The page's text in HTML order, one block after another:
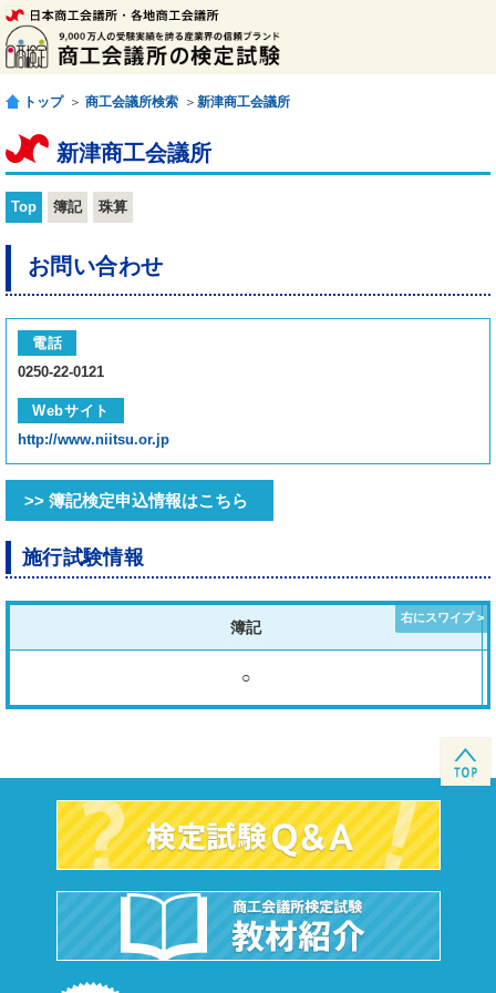
トップ ＞ 商工会議所検索 ＞ 新津商工会議所
新津商工会議所
Top 簿記 珠算
お問い合わせ
電話
0250-22-0121
Webサイト
http://www.niitsu.or.jp
>> 簿記検定申込情報はこちら
施行試験情報
簿記
○